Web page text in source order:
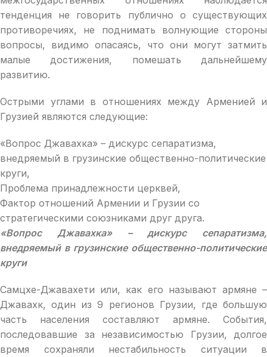
тенденция не говорить публично о существующих
противоречиях, не поднимать волнующие стороны
вопросы, видимо опасаясь, что они могут затмить
малые достижения, помешать дальнейшему
развитию.
Острыми углами в отношениях между Арменией и
Грузией являются следующие:
«Вопрос Джавахка» – дискурс сепаратизма,
внедряемый в грузинские общественно-политические
круги,
Проблема принадлежности церквей,
Фактор отношений Армении и Грузии со
стратегическими союзниками друг друга.
«Вопрос Джавахка» – дискурс сепаратизма,
внедряемый в грузинские общественно-политические
круги
Самцхе-Джавахети или, как его называют армяне –
Джавахк, один из 9 регионов Грузии, где большую
часть населения составляют армяне. События,
последовавшие за независимостью Грузии, долгое
время сохраняли нестабильность ситуации в